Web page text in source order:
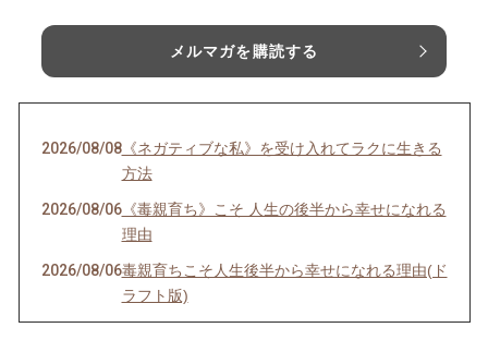
メルマガを購読する
2026/08/08《ネガティブな私》を受け入れてラクに生きる
方法
2026/08/06《毒親育ち》こそ 人生の後半から幸せになれる
理由
2026/08/06毒親育ちこそ人生後半から幸せになれる理由(ド
ラフト版)